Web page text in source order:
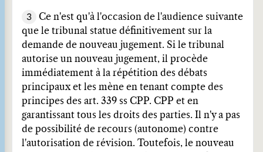
3
Ce n'est qu'à l'occasion de l'audience suivante
que le tribunal statue définitivement sur la
demande de nouveau jugement. Si le tribunal
autorise un nouveau jugement, il procède
immédiatement à la répétition des débats
principaux et les mène en tenant compte des
principes des art. 339 ss CPP. CPP et en
garantissant tous les droits des parties. Il n'y a pas
de possibilité de recours (autonome) contre
l'autorisation de révision. Toutefois, le nouveau